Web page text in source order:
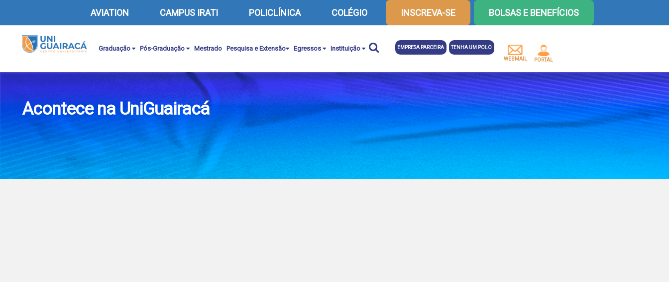
AVIATION CAMPUS IRATI POLICLÍNICA COLÉGIO INSCREVA-SE BOLSAS E BENEFÍCIOS
Graduação Pós-Graduação Mestrado Pesquisa e Extensão Egressos Instituição EMPRESA PARCEIRA TENHA UM POLO
WEBMAIL PORTAL
Acontece na UniGuairacá